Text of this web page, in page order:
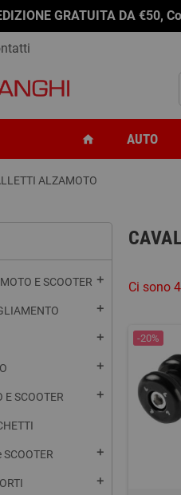
GRATUITA DA €50,
home AUTO
ALZAMOTO
E SCOOTER add
add
add
add
E SCOOTER add
SCOOTER add
add
Ci sono
-20%